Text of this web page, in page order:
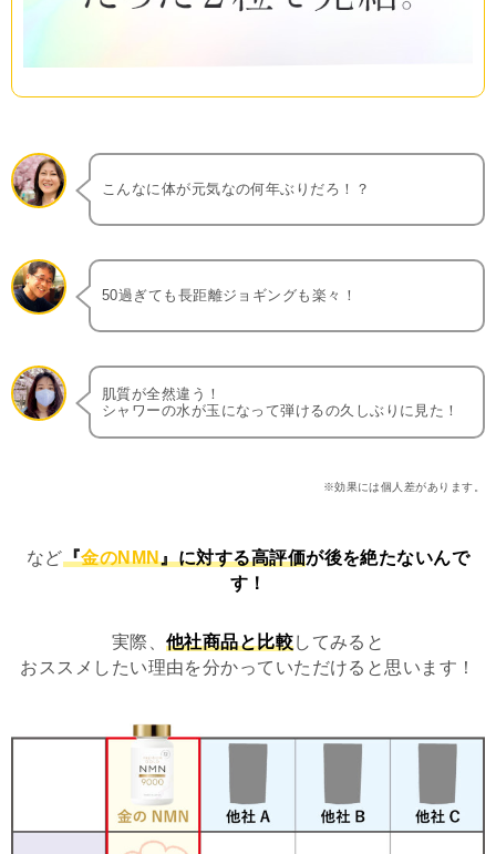
こんなに体が元気なの何年ぶりだろ！？
50過ぎても長距離ジョギングも楽々！
肌質が全然違う！
シャワーの水が玉になって弾けるの久しぶりに見た！
※効果には個人差があります。
など『金のNMN』に対する高評価が後を絶たないんで
す！
実際、 他社商品と比較してみると
おススメしたい理由を分かっていただけると思います！